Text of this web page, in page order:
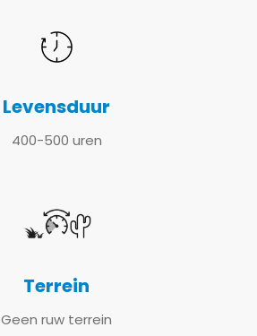
Levensduur
400-500 uren
Terrein
Geen ruw terrein
Verzenden